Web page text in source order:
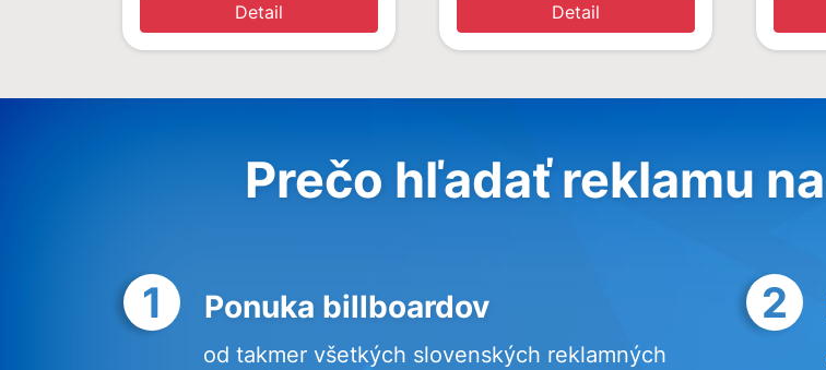
Detail Detail
Prečo hľadať reklamu na
1 Ponuka billboardov
od takmer všetkých slovenských reklamných
2